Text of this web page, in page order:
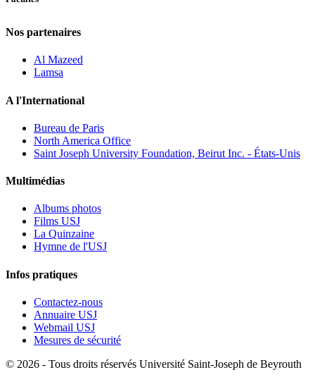
Nos partenaires
Al Mazeed
Lamsa
A l'International
Bureau de Paris
North America Office
Saint Joseph University Foundation, Beirut Inc. - États-Unis
Multimédias
Albums photos
Films USJ
La Quinzaine
Hymne de l'USJ
Infos pratiques
Contactez-nous
Annuaire USJ
Webmail USJ
Mesures de sécurité
© 2026 - Tous droits réservés Université Saint-Joseph de Beyrouth